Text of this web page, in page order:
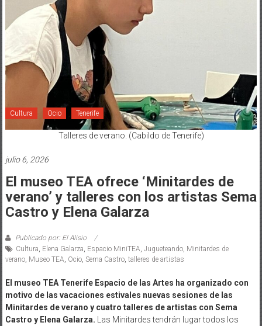
Cultura Ocio Tenerife
Talleres de verano. (Cabildo de Tenerife)
julio 6, 2026
El museo TEA ofrece ‘Minitardes de
verano’ y talleres con los artistas Sema
Castro y Elena Galarza
Publicado por: El Alisio
Cultura Elena Galarza Espacio MiniTEA Jugueteando, Minitardes de
verano, Museo TEA Ocio, Sema Castro, talleres de artistas
El museo TEA Tenerife Espacio de las Artes ha organizado con
motivo de las vacaciones estivales nuevas sesiones de las
Minitardes de verano y cuatro talleres de artistas con Sema
Castro y Elena Galarza. Las Minitardes tendrán lugar todos los